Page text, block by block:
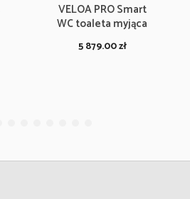
VELOA PRO Smart
WC toaleta myjąca
5 879.00zł